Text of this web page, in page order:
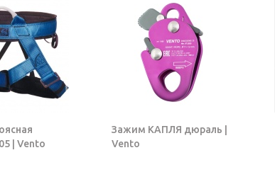
| Vento
Зажим КАПЛЯ дюраль |
Vento